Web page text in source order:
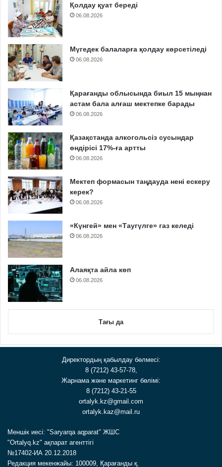
Қолдау қуат береді
06.08.2026
Мүгедек балаларға қолдау көрсетіледі
06.08.2026
Қарағанды облысында биыл 15 мыңнан
астам бала алғаш мектепке барады
06.08.2026
Қазақстанда алкогольсіз сусындар
өндірісі 17%-ға артты
06.08.2026
Мектеп формасын таңдауда нені ескеру
керек?
06.08.2026
«Күнгей» мен «Таугүлге» газ келеді
06.08.2026
Алаяқта айла көп
06.08.2026
Тағы да
Директордың қабылдау бөлмесі:
8 (7212) 43-57-78,
Жарнама және маркетинг бөлімі:
8 (7212) 43-21-55
ortalyk.kz@gmail.com
ortalyk.kaz@mail.ru
Меншік иесі: "Saryarqa aqparat" ЖШС
"Ortalyq.kz" ақпарат агенттігі
№17402-ИА 20.12.2018
Редакция мекенжайы: 100009, Қарағанды қ.